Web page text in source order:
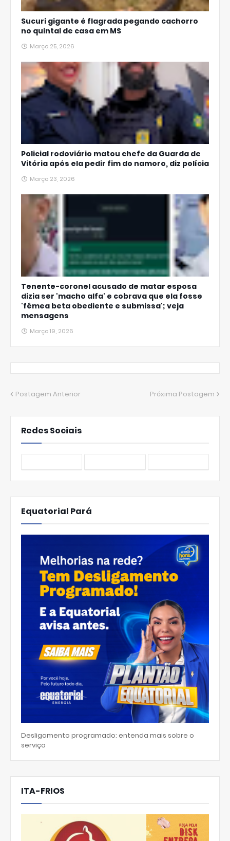
Sucuri gigante é flagrada pegando cachorro
no quintal de casa em MS
Março 25, 2026
Policial rodoviário matou chefe da Guarda de
Vitória após ela pedir fim do namoro, diz polícia
Março 23, 2026
Tenente-coronel acusado de matar esposa
dizia ser 'macho alfa' e cobrava que ela fosse
'fêmea beta obediente e submissa'; veja
mensagens
Março 19, 2026
Postagem Anterior Próxima Postagem
Redes Sociais
Equatorial Pará
Desligamento programado: entenda mais sobre o
serviço
ITA-FRIOS